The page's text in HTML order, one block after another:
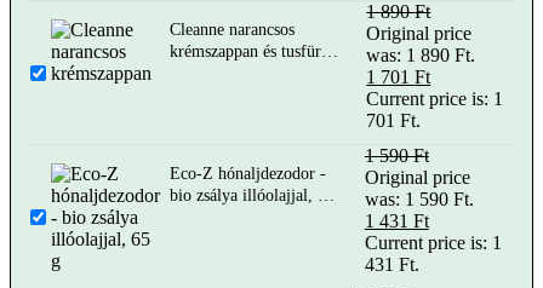
Cleanne narancsos
krémszappan és tusfürdő
1 890Ft
Original price
was: 1 890 Ft.
1 701Ft
Current price is: 1
701 Ft.
Eco-Z hónaljdezodor -
bio zsálya illóolajjal, 65
1 590Ft
Original price
was: 1 590 Ft.
1 431 Ft
Current price is: 1
431 Ft.